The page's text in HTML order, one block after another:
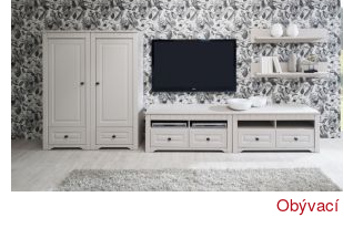
Obývací